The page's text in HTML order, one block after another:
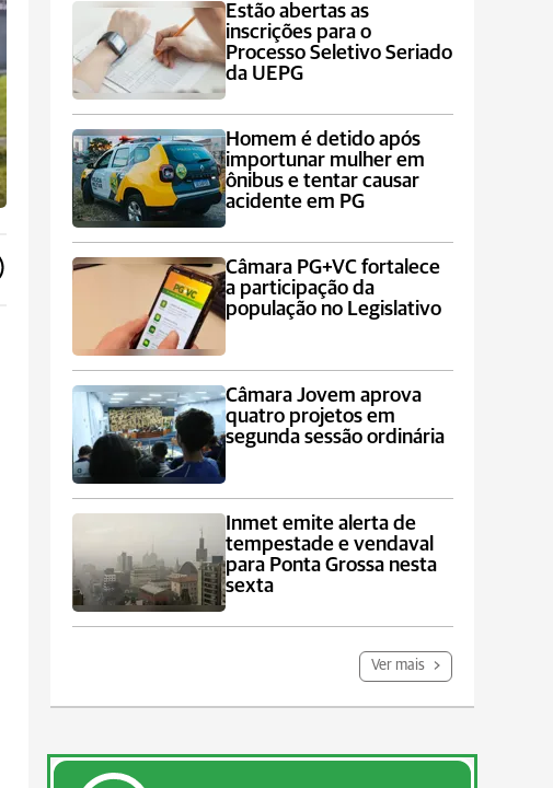
Estão abertas as
inscrições para o
Processo Seletivo Seriado
da UEPG
Homem é detido após
importunar mulher em
ônibus e tentar causar
acidente em PG
Câmara PG+VC fortalece
a participação da
população no Legislativo
Câmara Jovem aprova
quatro projetos em
segunda sessão ordinária
Inmet emite alerta de
tempestade e vendaval
para Ponta Grossa nesta
sexta
Ver mais